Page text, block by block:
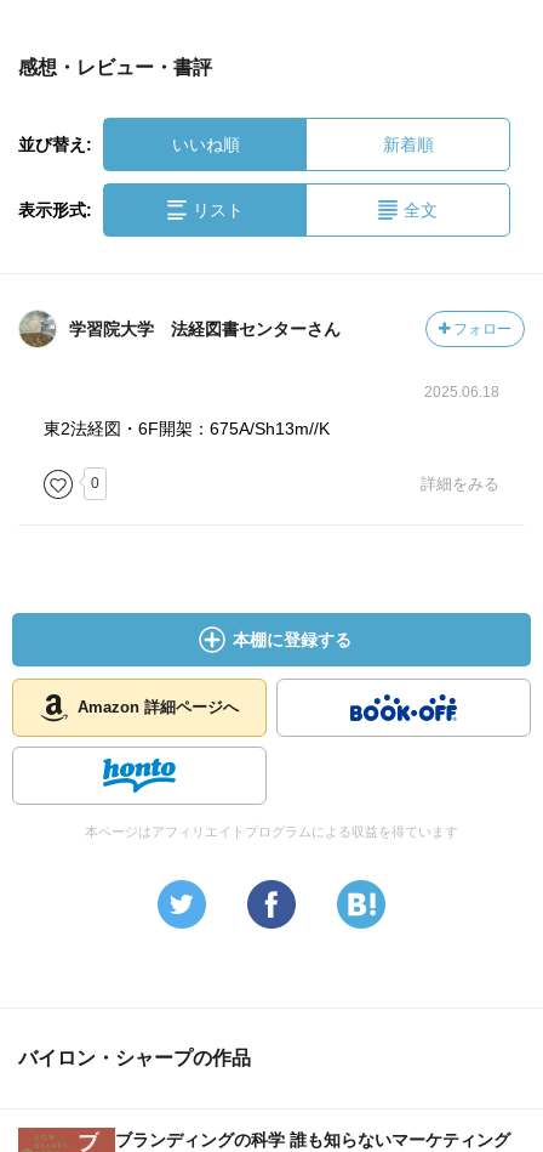
感想・レビュー・書評
並び替え: いいね順 新着順
表示形式: リスト 全文
学習院大学 法経図書センターさん フォロー
2025.06.18
東2法経図・6F開架：675A/Sh13m//K
0 詳細をみる
本棚に登録する
Amazon 詳細ページへ
本ページはアフィリエイトプログラムによる収益を得ています
バイロン・シャープの作品
ブランディングの科学 誰も知らないマーケティング